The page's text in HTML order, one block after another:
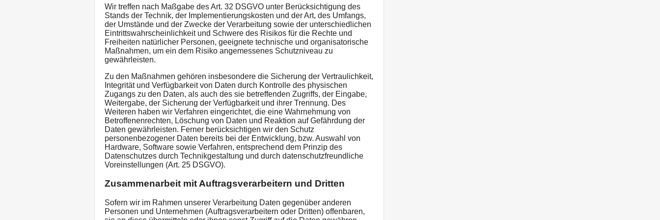
Wir treffen nach Maßgabe des Art. 32 DSGVO unter Berücksichtigung des
Stands der Technik, der Implementierungskosten und der Art, des Umfangs,
der Umstände und der Zwecke der Verarbeitung sowie der unterschiedlichen
Eintrittswahrscheinlichkeit und Schwere des Risikos für die Rechte und
Freiheiten natürlicher Personen, geeignete technische und organisatorische
Maßnahmen, um ein dem Risiko angemessenes Schutzniveau zu
gewährleisten.
Zu den Maßnahmen gehören insbesondere die Sicherung der Vertraulichkeit,
Integrität und Verfügbarkeit von Daten durch Kontrolle des physischen
Zugangs zu den Daten, als auch des sie betreffenden Zugriffs, der Eingabe,
Weitergabe, der Sicherung der Verfügbarkeit und ihrer Trennung. Des
Weiteren haben wir Verfahren eingerichtet, die eine Wahrnehmung von
Betroffenenrechten, Löschung von Daten und Reaktion auf Gefährdung der
Daten gewährleisten. Ferner berücksichtigen wir den Schutz
personenbezogener Daten bereits bei der Entwicklung, bzw. Auswahl von
Hardware, Software sowie Verfahren, entsprechend dem Prinzip des
Datenschutzes durch Technikgestaltung und durch datenschutzfreundliche
Voreinstellungen (Art. 25 DSGVO).
Zusammenarbeit mit Auftragsverarbeitern und Dritten
Sofern wir im Rahmen unserer Verarbeitung Daten gegenüber anderen
Personen und Unternehmen (Auftragsverarbeitern oder Dritten) offenbaren,